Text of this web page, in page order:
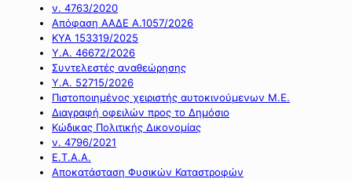
ν. 4763/2020
Απόφαση ΑΑΔΕ Α.1057/2026
ΚΥΑ 153319/2025
Υ.Α. 46672/2026
Συντελεστές αναθεώρησης
Υ.Α. 52715/2026
Πιστοποιημένος χειριστής αυτοκινούμενων Μ.Ε.
Διαγραφή οφειλών προς το Δημόσιο
Κώδικας Πολιτικής Δικονομίας
ν. 4796/2021
Ε.Τ.Α.Α.
Αποκατάσταση Φυσικών Καταστροφών